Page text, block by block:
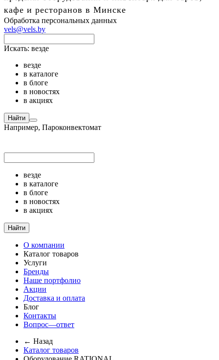
кафе и ресторанов в Минске
Обработка персональных данных
vels@vels.by
Искать: везде
везде
в каталоге
в блоге
в новостях
в акциях
Найти
Например, Пароконвектомат
везде
в каталоге
в блоге
в новостях
в акциях
Найти
О компании
Каталог товаров
Услуги
Бренды
Наше портфолио
Акции
Доставка и оплата
Блог
Контакты
Вопрос—ответ
← Назад
Каталог товаров